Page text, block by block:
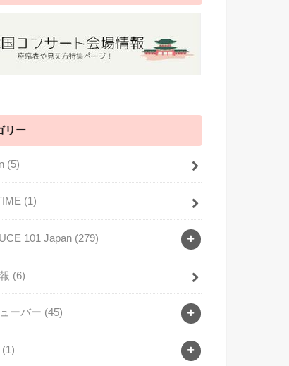
リー
(5)
(1)
101 Japan (279)
(6)
ーバー (45)
(1)